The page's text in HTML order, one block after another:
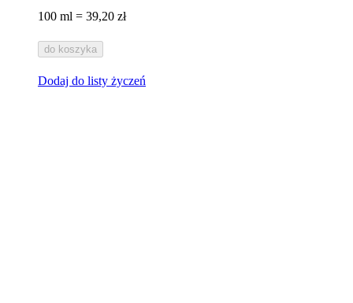
100 ml = 39,20 zł
do koszyka
Dodaj do listy życzeń